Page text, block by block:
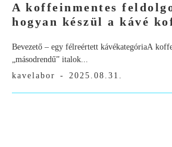
A koffeinmentes
hogyan készül a kávé
Bevezető – egy félreértett kávékategóriaA
„másodrendű” italok...
kavelabor
- 2025.08.31.